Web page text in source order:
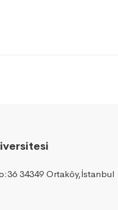
34349 Ortaköy,İstanbul